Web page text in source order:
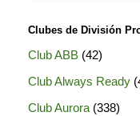
Clubes de División
Club ABB (42)
Club Always Ready
Club Aurora (338)